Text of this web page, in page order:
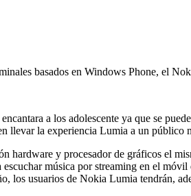
basados en Windows Phone, el
a los adolescente ya que se
llevar la experiencia Lumia a un público
hardware y procesador de gráficos el
música por streaming en el
los usuarios de Nokia Lumia tendrán,